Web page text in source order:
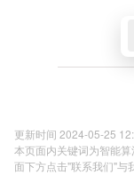
更新时间 2024-05-25
本页面内关键词为智能
面下方点击"联系我们"与